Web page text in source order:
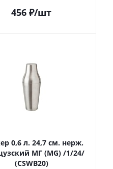
456 ₽/шт
24,7 см. нерж.
МГ (MG) /1/24/
(CSWB20)